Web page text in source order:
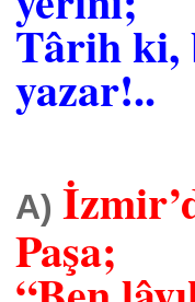
Târih ki,
yazar!..
A)
Paşa;